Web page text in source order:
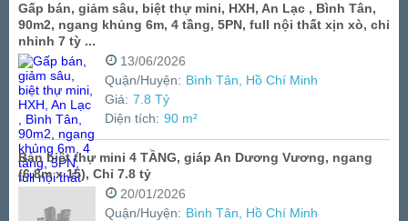
Gấp bán, giảm sâu, biệt thự mini, HXH, An Lạc , Bình Tân,
90m2, ngang khủng 6m, 4 tầng, 5PN, full nội thất xịn xò, chỉ
nhỉnh 7 tỳ ...
13/06/2026
Quận/Huyện: Bình Tân, Hồ Chí Minh
Giá: 7.8 Tỷ
Diện tích: 90 m²
Bán biệt thự mini 4 TẦNG, giáp An Dương Vương, ngang
(6.8m x 15), Chỉ 7.8 tỷ
20/01/2026
Quận/Huyện: Bình Tân, Hồ Chí Minh